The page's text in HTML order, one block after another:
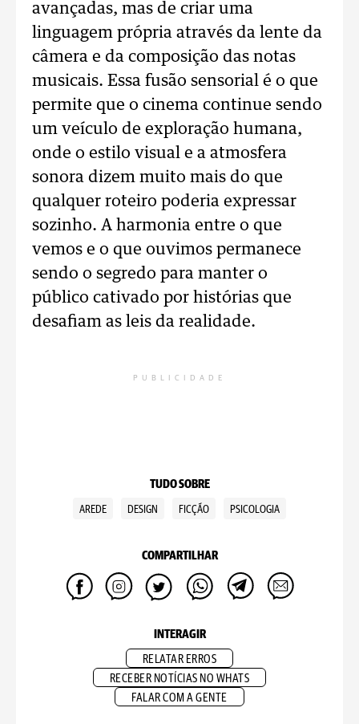
avançadas, mas de criar uma
linguagem própria através da lente da
câmera e da composição das notas
musicais. Essa fusão sensorial é o que
permite que o cinema continue sendo
um veículo de exploração humana,
onde o estilo visual e a atmosfera
sonora dizem muito mais do que
qualquer roteiro poderia expressar
sozinho. A harmonia entre o que
vemos e o que ouvimos permanece
sendo o segredo para manter o
público cativado por histórias que
desafiam as leis da realidade.
PUBLICIDADE
TUDO SOBRE
AREDE DESIGN FICÇÃO PSICOLOGIA
COMPARTILHAR
INTERAGIR
RELATAR ERROS
RECEBER NOTÍCIAS NO WHATS
FALAR COM A GENTE